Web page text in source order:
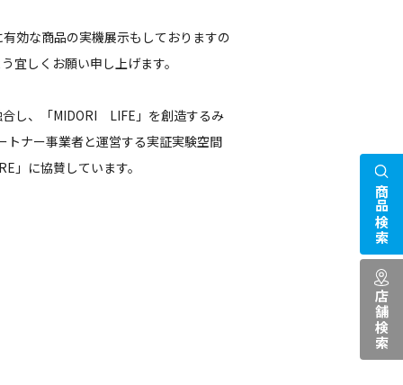
効な商品の実機展示もしておりますの
宜しくお願い申し上げます。
し、「MIDORI LIFE」を創造するみ
トナー事業者と運営する実証実験空間
」に協賛しています。
商品検索
店舗検索